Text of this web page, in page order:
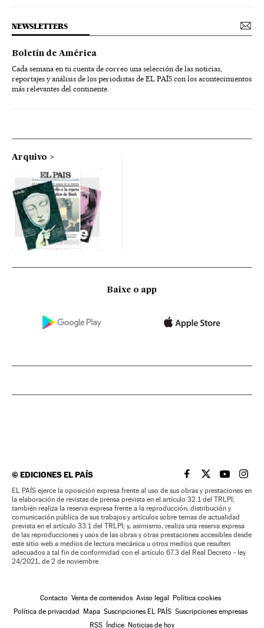
NEWSLETTERS
Boletín de América
Cada semana en tu cuenta de correo una selección de las noticias,
reportajes y análisis de los periodistas de EL PAÍS con los acontecimientos
más relevantes del continente.
Arquivo
Baixe o app
©EDICIONES EL PAÍS EL PAÍS BRASIL EN
EL PAÍSEL PAÍS
EL
EL PAÍS ejerce la oposición expresa frente al uso de sus obras y prestaciones en
la elaboración de revistas de prensa prevista en el artículo 32.1 del TRLPI;
también realiza la reserva expresa frente a la reproducción, distribución y
comunicación pública de sus trabajos y artículos sobre temas de actualidad
prevista en el artículo 33.1 del TRLPI; y, asimismo, realiza una reserva expresa
de las reproducciones y usos de las obras y otras prestaciones accesibles desde
este sitio web a medios de lectura mecánica u otros medios que resulten
adecuados a tal fin de conformidad con el artículo 67.3 del Real Decreto - ley
24/2021, de 2 de noviembre
Contacto Venta de contenidos Aviso legal
Política cookies
Política de privacidad
Mapa Suscripciones EL PAÍS Suscripciones empresas
RSS
Índice Noticias de hoy